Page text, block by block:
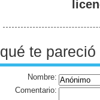
qué te
Nombre:
Comentario: